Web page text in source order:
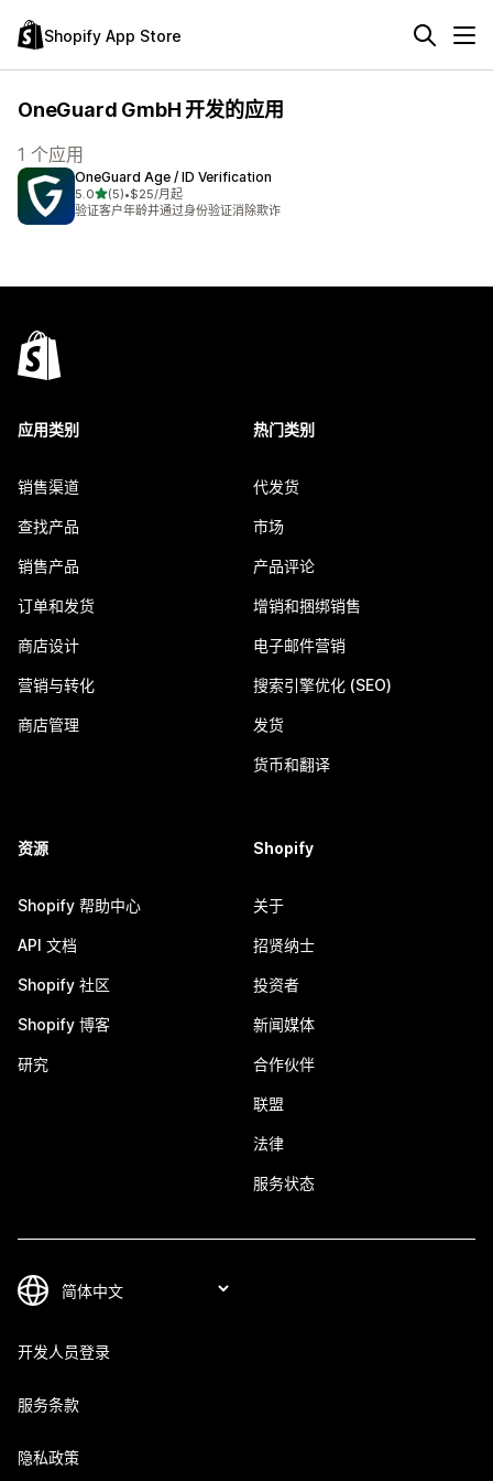
Shopify App Store
OneGuard GmbH 开发的应用
1 个应用
OneGuard Age / ID Verification
5.0星（满分 5 星）
(5)
总共 5 条评论
•$25/月起
验证客户年龄并通过身份验证消除欺诈
应用类别
销售渠道
查找产品
销售产品
订单和发货
商店设计
营销与转化
商店管理
热门类别
代发货
市场
产品评论
增销和捆绑销售
电子邮件营销
搜索引擎优化 (SEO)
发货
货币和翻译
资源
Shopify 帮助中心
API 文档
Shopify 社区
Shopify 博客
研究
Shopify
关于
招贤纳士
投资者
新闻媒体
合作伙伴
联盟
法律
服务状态
开发人员登录
服务条款
隐私政策